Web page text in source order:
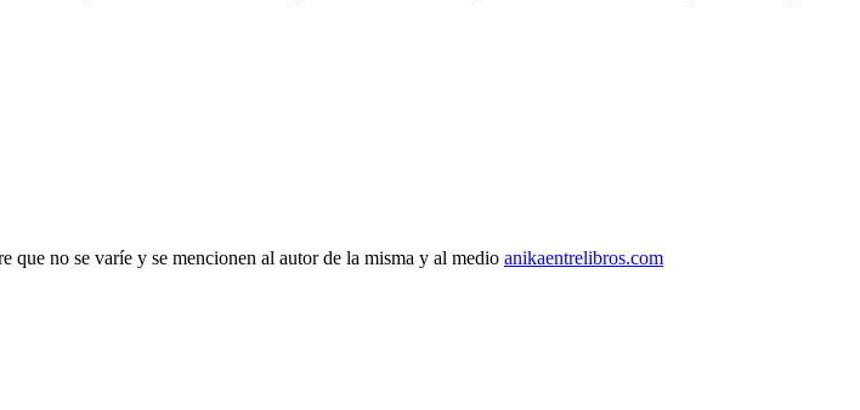
que no se varíe y se mencionen al autor de la misma y al medio anikaentrelibros.com